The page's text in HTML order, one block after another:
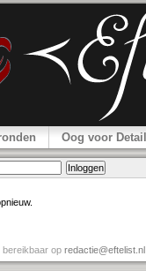
Oog voor Detail
bereikbaar op redactie@eftelist.nl